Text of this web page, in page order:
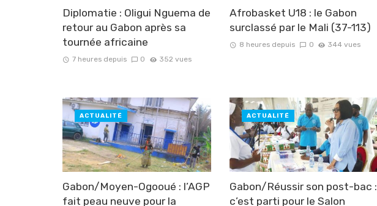
Diplomatie : Oligui Nguema de
retour au Gabon après sa
tournée africaine
7 heures depuis 0 352 vues
Afrobasket U18 : le Gabon
surclassé par le Mali (37-113)
8 heures depuis 0 344 vues
Gabon/Moyen-Ogooué : l’AGP
fait peau neuve pour la
ACTUALITÉ
Gabon/Réussir son post-bac :
c’est parti pour le Salon
ACTUALITÉ